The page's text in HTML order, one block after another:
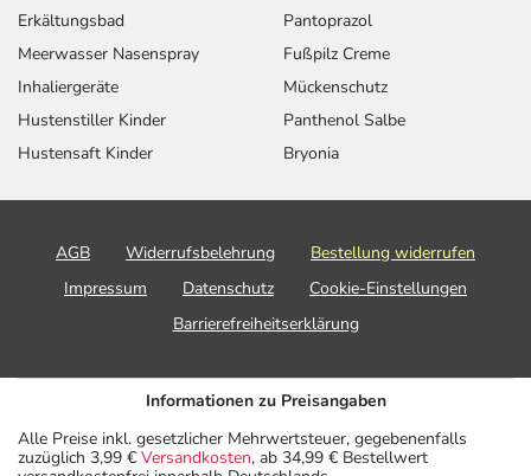
Erkältungsbad
Meerwasser Nasenspray
Inhaliergeräte
Hustenstiller Kinder
Hustensaft Kinder
Pantoprazol
Fußpilz Creme
Mückenschutz
Panthenol Salbe
Bryonia
AGB Widerrufsbelehrung
Bestellung widerrufen
Impressum
Datenschutz
Cookie-Einstellungen
Barrierefreiheitserklärung
Informationen zu Preisangaben
Alle Preise inkl. gesetzlicher Mehrwertsteuer, gegebenenfalls
zuzüglich 3,99 € Versandkosten, ab 34,99 € Bestellwert